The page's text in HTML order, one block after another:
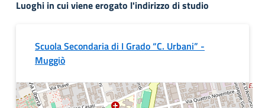
Luoghi in cui viene erogato l'indirizzo di studio
Scuola Secondaria di I Grado “C. Urbani” -
Muggiò